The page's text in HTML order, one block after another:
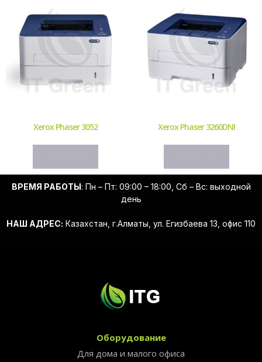
Xerox Phaser 3052 Xerox Phaser 3260DNI
ВРЕМЯ РАБОТЫ: Пн – Пт: 09:00 – 18:00, Сб – Вс: выходной
день
НАШ АДРЕС: Казахстан, г.Алматы, ул. Егизбаева 13, офис 110
Оборудование
Для дома и малого офиса